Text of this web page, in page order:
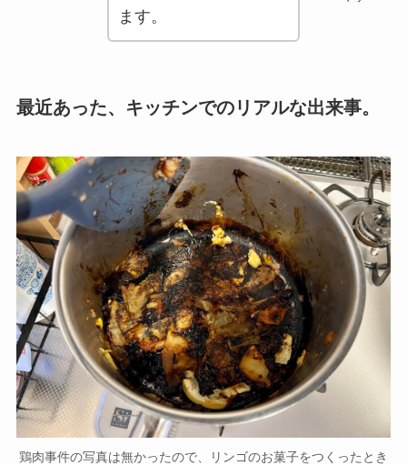
ます。
最近あった、キッチンでのリアルな出来事。
鶏肉事件の写真は無かったので、リンゴのお菓子をつくったとき